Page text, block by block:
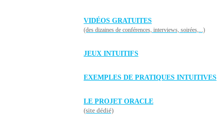
VIDÉOS GRATUITES
(des dizaines de conférences, interviews, soirées,...)
JEUX INTUITIFS
EXEMPLES DE PRATIQUES INTUITIVES
LE PROJET ORACLE
(site dédié)